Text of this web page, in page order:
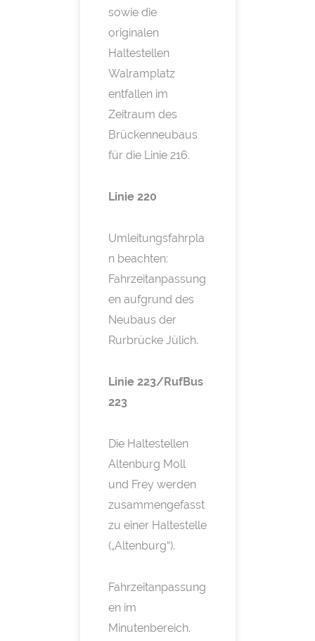
sowie die
originalen
Haltestellen
Walramplatz
entfallen im
Zeitraum des
Brückenneubaus
für die Linie 216.
Linie 220
Umleitungsfahrpla
n beachten:
Fahrzeitanpassung
en aufgrund des
Neubaus der
Rurbrücke Jülich.
Linie 223/RufBus
223
Die Haltestellen
Altenburg Moll
und Frey werden
zusammengefasst
zu einer Haltestelle
(„Altenburg“).
Fahrzeitanpassung
en im
Minutenbereich.